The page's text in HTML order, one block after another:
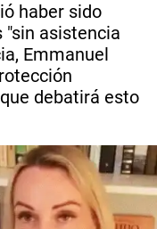
haber sido
"sin asistencia
Emmanuel
debatirá esto